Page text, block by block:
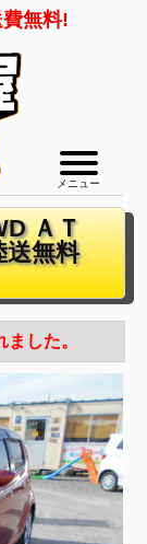
費無料!
メニュー
ＡＴ
送無料
した。